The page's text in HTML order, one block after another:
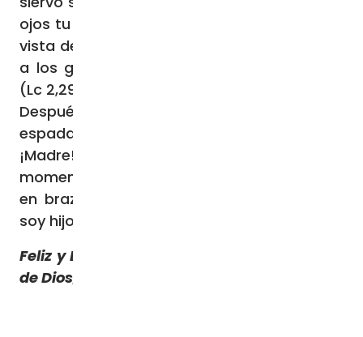
ojos tu salvación, la que has preparado a la
vista de todos los pueblos, luz para iluminar
a los gentiles y gloria de tu pueblo Israel»
(Lc 2,29-32).
Después dice a María: «¡y a ti misma una
espada te atravesará el alma!» (Lc 2,35).
¡Madre!, —le digo— cuando llegue el
momento de ir a la casa del Padre, llévame
en brazos como a Jesús, que también yo
soy hijo tuyo y niño.
Feliz y Bendecido día Lunes y con la Gracia
de Dios, vamos que se puede!!!